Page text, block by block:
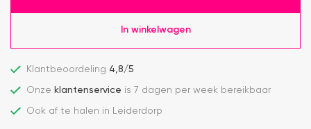
In winkelwagen
Klantbeoordeling 4,8/5
Onze klantenservice is 7 dagen per week bereikbaar
Ook af te halen in Leiderdorp